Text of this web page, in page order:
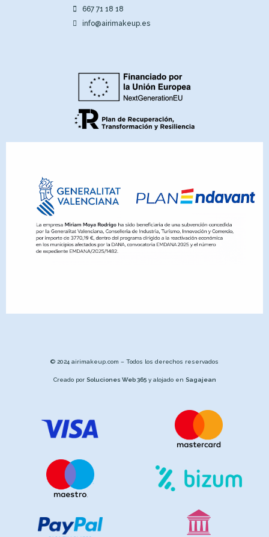
667 71 18 18
info@airimakeup.es
© 2024 airimakeup.com – Todos los derechos reservados
Creado por Soluciones Web 365y alojado en Sagajean